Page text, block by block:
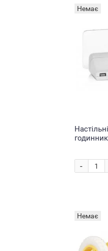
Немає
-
Немає